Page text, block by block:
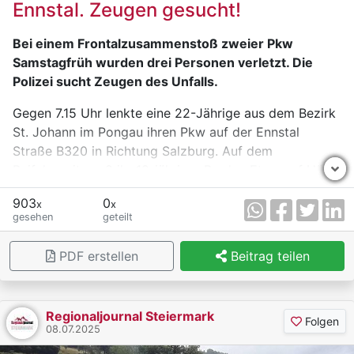
Arbeitsinspektorat sowie die Polizei Mürzzuschlag
Ennstal. Zeugen gesucht!
Bei einem Frontalzusammenstoß zweier Pkw
Samstagfrüh wurden drei Personen verletzt. Die
Polizei sucht Zeugen des Unfalls.
Gegen 7.15 Uhr lenkte eine 22-Jährige aus dem Bezirk
St. Johann im Pongau ihren Pkw auf der Ennstal
Straße B320 in Richtung Salzburg. Auf dem
Beifahrersitz saß ihr 19-jähriger Bruder. Etwa auf Höhe
des Straßenkilometers 25.8, im Bereich der Zufahrt
zur Talstation der Hauser Kaibling Bahnen, geriet sie
mit ihrem Fahrzeug auf die Gegenfahrbahn und stieß
frontal gegen einen in Richtung Liezen fahrenden Pkw,
gelenkt von einem 45-Jährigen aus dem Bezirk Liezen.
Der Pkw des 45-Jährigen wurde durch den Anprall
über die nördliche Fahrbahnböschung geschleudert
und kam auf der etwa zehn Meter tiefer gelegenen
Zufahrtsrampe zur B320 zum Stillstand.
903x
gesehen
0x
geteilt
PDF erstellen Beitrag teilen
Regionaljournal Steiermark
08.07.2025
Folgen